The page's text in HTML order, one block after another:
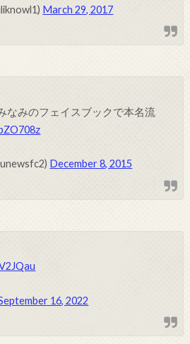
March 29, 2017
なみのフェイスブックで本名流
December 8, 2015
16, 2022